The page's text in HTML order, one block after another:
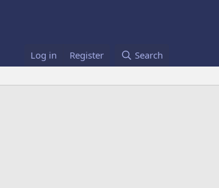
Log in Register Search